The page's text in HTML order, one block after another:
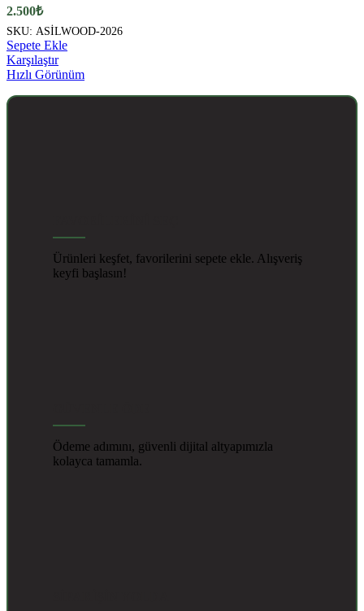
2.500₺
SKU: ASİLWOOD-2026
Sepete Ekle
Karşılaştır
Hızlı Görünüm
Ürünleri keşfet, favorilerini sepete ekle. Alışveriş
keyfi başlasın!
Ödeme adımını, güvenli dijital altyapımızla
kolayca tamamla.